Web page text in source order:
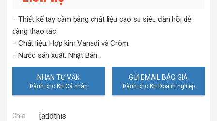
– Thiết kế tay cầm bằng chất liệu cao su siêu đàn hồi dễ
dàng thao tác.
– Chất liệu: Hợp kim Vanadi và Crôm.
– Nước sản xuất: Nhật Bản.
NHẬN TƯ VẤN GỬI EMAIL BÁO GIÁ
Chia
[addthis